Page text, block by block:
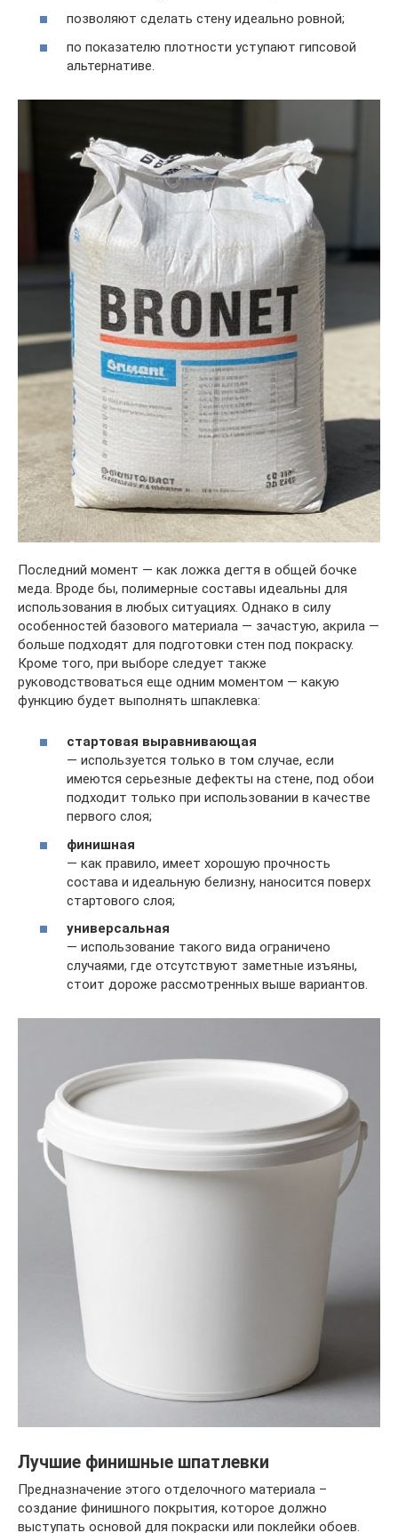
позволяют сделать стену идеально ровной;
по показателю плотности уступают гипсовой
альтернативе.
Последний момент — как ложка дегтя в общей бочке
меда. Вроде бы, полимерные составы идеальны для
использования в любых ситуациях. Однако в силу
особенностей базового материала — зачастую, акрила —
больше подходят для подготовки стен под покраску.
Кроме того, при выборе следует также
руководствоваться еще одним моментом — какую
функцию будет выполнять шпаклевка:
стартовая выравнивающая
— используется только в том случае, если
имеются серьезные дефекты на стене, под обои
подходит только при использовании в качестве
первого слоя;
финишная
— как правило, имеет хорошую прочность
состава и идеальную белизну, наносится поверх
стартового слоя;
универсальная
— использование такого вида ограничено
случаями, где отсутствуют заметные изъяны,
стоит дороже рассмотренных выше вариантов.
Лучшие финишные шпатлевки
Предназначение этого отделочного материала –
создание финишного покрытия, которое должно
выступать основой для покраски или поклейки обоев.